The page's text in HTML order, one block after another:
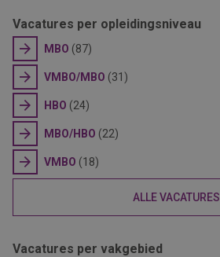
Vacatures per opleidingsniveau
MBO (87)
VMBO/MBO (31)
HBO (24)
MBO/HBO (22)
VMBO (18)
ALLE VACATURES
Vacatures per vakgebied